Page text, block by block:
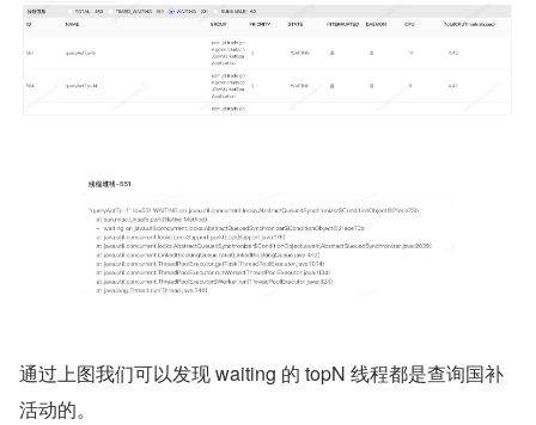
通过上图我们可以发现 waiting 的 topN 线程都是查询国补
活动的。